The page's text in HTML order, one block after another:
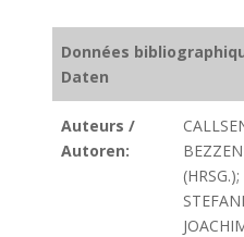
Données
Daten
Auteurs /
Autoren: